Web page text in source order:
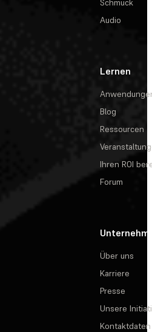
Audio
Lernen
Blog
Ressourcen
Ihren ROI
Forum
Über uns
Karriere
Presse
Unsere
Kontaktdaten